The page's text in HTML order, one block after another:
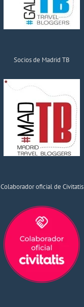
Socios de Madrid TB
Colaborador oficial de Civitatis